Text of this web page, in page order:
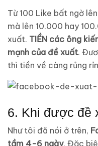
Từ 100 Like bất ngờ
mà lên 10.000 hay
xuất. TIỀN các ông
mạnh của đề xuất.
thì tiền về càng rủng
6. Khi được đề
Như tôi đã nói ở trên,
tầm 4-6 ngày. Đặc